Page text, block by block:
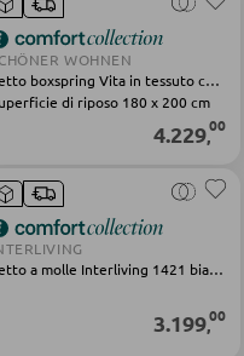
WOHNEN
Letto boxspring Vita in tessuto color crema e grigio
di riposo 180 x 200 cm
4.229,00
Letto a molle Interliving 1421 bianco nero legno tessuto
3.199,00